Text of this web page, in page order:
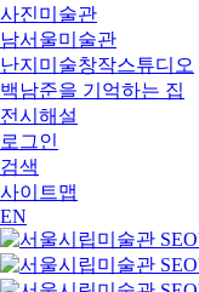
사진미술관
남서울미술관
난지미술창작스튜디오
백남준을 기억하는 집
전시해설
로그인
검색
사이트맵
EN